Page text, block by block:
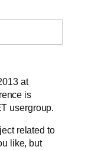
at
is
usergroup.
related to
like, but